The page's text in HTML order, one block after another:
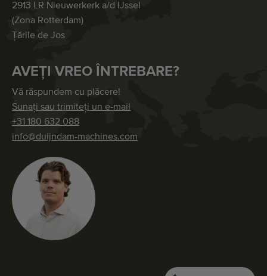
2913 LR Nieuwerkerk a/d IJssel
(Zona Rotterdam)
Țările de Jos
AVEȚI VREO ÎNTREBARE?
Vă răspundem cu plăcere!
Sunați sau trimiteți un e-mail
+31 180 632 088
info@duijndam-machines.com